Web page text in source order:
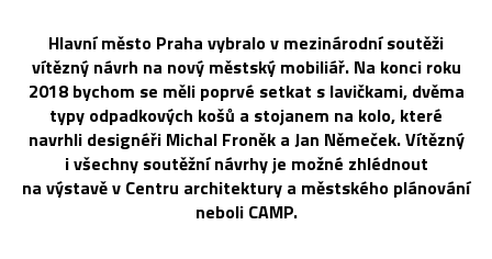
Hlavní město Praha vybralo v mezinárodní soutěži
vítězný návrh na nový městský mobiliář. Na konci roku
2018 bychom se měli poprvé setkat s lavičkami, dvěma
typy odpadkových košů a stojanem na kolo, které
navrhli designéři Michal Froněk a Jan Němeček. Vítězný
i všechny soutěžní návrhy je možné zhlédnout
na výstavě v Centru architektury a městského plánování
neboli CAMP.